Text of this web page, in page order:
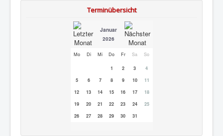
Terminübersicht
Januar
2026
Mo Di Mi Do Fr Sa So
1 2 3
4
5
6 7 8 9 10
11
12
13 14 15 16 17
18
19
20 21 22 23 24
25
26
27 28 29 30 31